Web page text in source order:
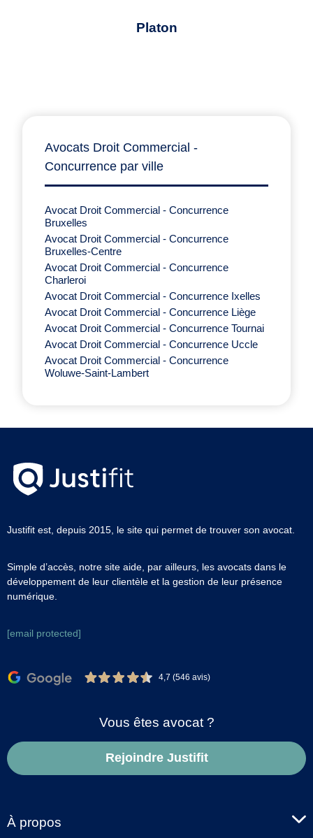
Platon
Avocats Droit Commercial -
Concurrence par ville
Avocat Droit Commercial - Concurrence
Bruxelles
Avocat Droit Commercial - Concurrence
Bruxelles-Centre
Avocat Droit Commercial - Concurrence
Charleroi
Avocat Droit Commercial - Concurrence Ixelles
Avocat Droit Commercial - Concurrence Liège
Avocat Droit Commercial - Concurrence Tournai
Avocat Droit Commercial - Concurrence Uccle
Avocat Droit Commercial - Concurrence
Woluwe-Saint-Lambert
Justifit est, depuis 2015, le site qui permet de trouver son avocat.
Simple d’accès, notre site aide, par ailleurs, les avocats dans le
développement de leur clientèle et la gestion de leur présence
numérique.
[email protected]
4,7 (546 avis)
Vous êtes avocat ?
Rejoindre Justifit
À propos